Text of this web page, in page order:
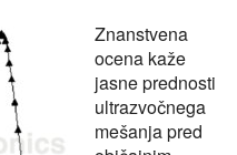
Znanstvena
ocena kaže
jasne prednosti
ultrazvočnega
mešanja pred